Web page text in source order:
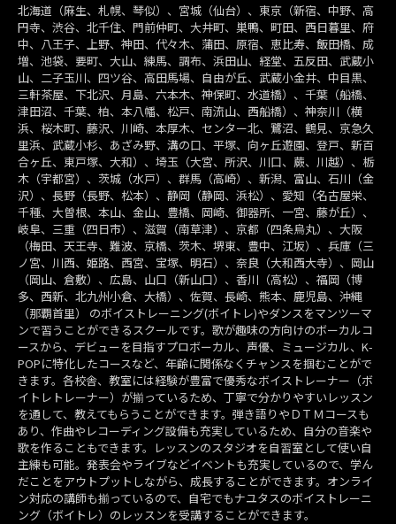
北海道（麻生、札幌、琴似）、宮城（仙台）、東京（新宿、中野、高
円寺、渋谷、北千住、門前仲町、大井町、巣鴨、町田、西日暮里、府
中、八王子、上野、神田、代々木、蒲田、原宿、恵比寿、飯田橋、成
増、池袋、要町、大山、練馬、調布、浜田山、経堂、五反田、武蔵小
山、二子玉川、四ツ谷、高田馬場、自由が丘、武蔵小金井、中目黒、
三軒茶屋、下北沢、月島、六本木、神保町、水道橋）、千葉（船橋、
津田沼、千葉、柏、本八幡、松戸、南流山、西船橋）、神奈川（横
浜、桜木町、藤沢、川崎、本厚木、センター北、鷺沼、鶴見、京急久
里浜、武蔵小杉、あざみ野、溝の口、平塚、向ヶ丘遊園、登戸、新百
合ヶ丘、東戸塚、大和）、埼玉（大宮、所沢、川口、蕨、川越）、栃
木（宇都宮）、茨城（水戸）、群馬（高崎）、新潟、富山、石川（金
沢）、長野（長野、松本）、静岡（静岡、浜松）、愛知（名古屋栄、
千種、大曽根、本山、金山、豊橋、岡崎、御器所、一宮、藤が丘）、
岐阜、三重（四日市）、滋賀（南草津）、京都（四条烏丸）、大阪
（梅田、天王寺、難波、京橋、茨木、堺東、豊中、江坂）、兵庫（三
ノ宮、川西、姫路、西宮、宝塚、明石）、奈良（大和西大寺）、岡山
（岡山、倉敷）、広島、山口（新山口）、香川（高松）、福岡（博
多、西新、北九州小倉、大橋）、佐賀、長崎、熊本、鹿児島、沖縄
（那覇首里） のボイストレーニング(ボイトレ)やダンスをマンツーマ
ンで習うことができるスクールです。歌が趣味の方向けのボーカルコ
ースから、デビューを目指すプロボーカル、声優、ミュージカル、K-
POPに特化したコースなど、年齢に関係なくチャンスを掴むことがで
きます。各校舎、教室には経験が豊富で優秀なボイストレーナー（ボ
イトレトレーナー）が揃っているため、丁寧で分かりやすいレッスン
を通して、教えてもらうことができます。弾き語りやＤＴＭコースも
あり、作曲やレコーディング設備も充実しているため、自分の音楽や
歌を作ることもできます。レッスンのスタジオを自習室として使い自
主練も可能。発表会やライブなどイベントも充実しているので、学ん
だことをアウトプットしながら、成長することができます。オンライ
ン対応の講師も揃っているので、自宅でもナユタスのボイストレーニ
ング（ボイトレ）のレッスンを受講することができます。